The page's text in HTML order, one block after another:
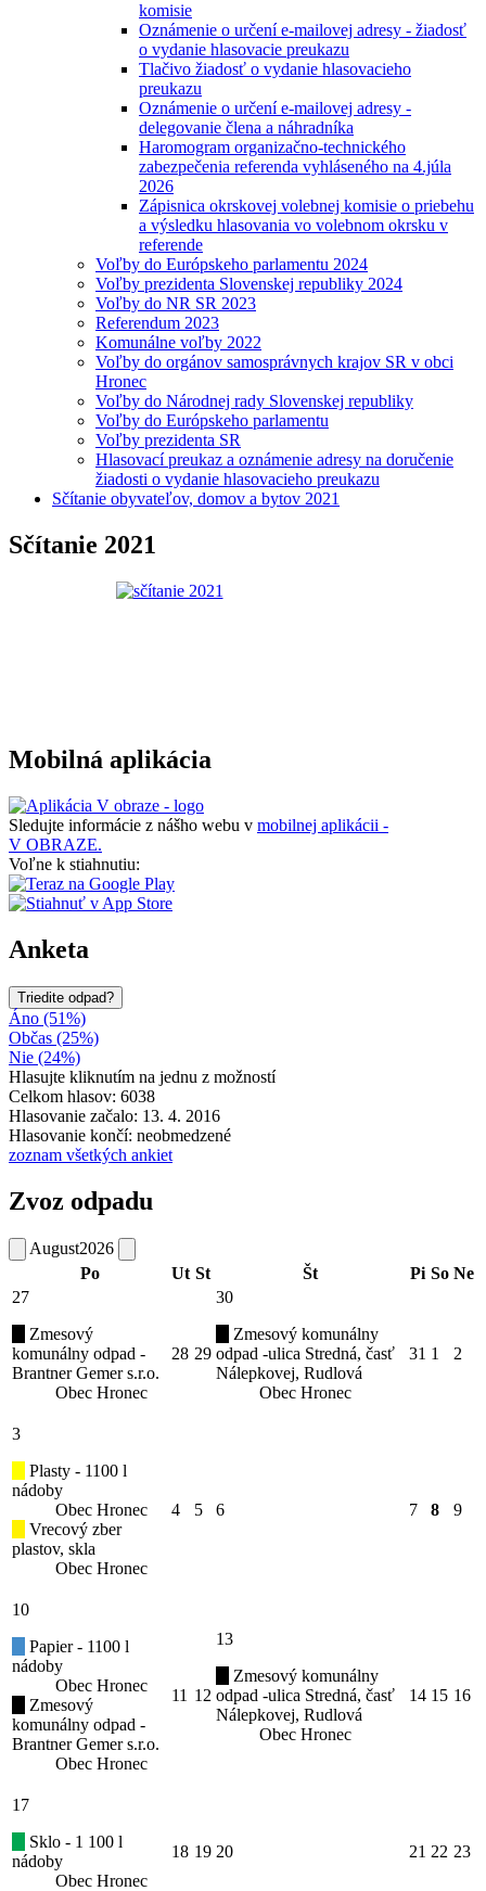
komisie
Oznámenie o určení e-mailovej adresy - žiadosť
o vydanie hlasovacie preukazu
Tlačivo žiadosť o vydanie hlasovacieho
preukazu
Oznámenie o určení e-mailovej adresy -
delegovanie člena a náhradníka
Haromogram organizačno-technického
zabezpečenia referenda vyhláseného na 4.júla
2026
Zápisnica okrskovej volebnej komisie o priebehu
a výsledku hlasovania vo volebnom okrsku v
referende
Voľby do Európskeho parlamentu 2024
Voľby prezidenta Slovenskej republiky 2024
Voľby do NR SR 2023
Referendum 2023
Komunálne voľby 2022
Voľby do orgánov samosprávnych krajov SR v obci
Hronec
Voľby do Národnej rady Slovenskej republiky
Voľby do Európskeho parlamentu
Voľby prezidenta SR
Hlasovací preukaz a oznámenie adresy na doručenie
žiadosti o vydanie hlasovacieho preukazu
Sčítanie obyvateľov, domov a bytov 2021
Sčítanie 2021
Mobilná aplikácia
Sledujte informácie z nášho webu v mobilnej aplikácii -
V OBRAZE.
Voľne k stiahnutiu:
Anketa
Triedite odpad?
Áno (51%)
Občas (25%)
Nie (24%)
Hlasujte kliknutím na jednu z možností
Celkom hlasov: 6038
Hlasovanie začalo: 13. 4. 2016
Hlasovanie končí: neobmedzené
zoznam všetkých ankiet
Zvoz odpadu
August2026
Po
Ut St Št Pi So Ne
27
Zmesový
komunálny odpad -
Brantner Gemer s.r.o.
Obec Hronec
28 29
30
Zmesový komunálny
odpad -ulica Stredná, časť
Nálepkovej, Rudlová
Obec Hronec
31 1 2
3
Plasty - 1100 l
nádoby
Obec Hronec
Vrecový zber
plastov, skla
Obec Hronec
4 5 6 7 8 9
10
Papier - 1100 l
nádoby
Obec Hronec
Zmesový
komunálny odpad -
Brantner Gemer s.r.o.
Obec Hronec
11 12
13
Zmesový komunálny
odpad -ulica Stredná, časť
Nálepkovej, Rudlová
Obec Hronec
14 15 16
17
Sklo - 1 100 l
nádoby
Obec Hronec
18 19 20 21 22 23